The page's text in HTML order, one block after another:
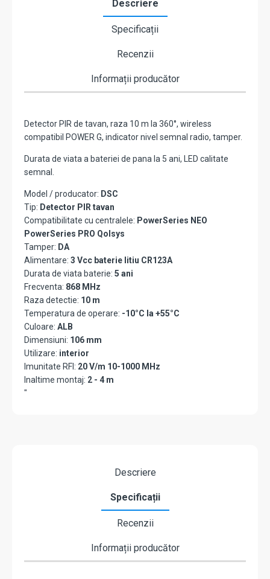
Descriere
Specificații
Recenzii
Informații producător
Detector PIR de tavan, raza 10 m la 360°, wireless
compatibil POWER G, indicator nivel semnal radio, tamper.
Durata de viata a bateriei de pana la 5 ani, LED calitate
semnal.
Model / producator: DSC
Tip: Detector PIR tavan
Compatibilitate cu centralele: PowerSeries NEO
PowerSeries PRO Qolsys
Tamper: DA
Alimentare: 3 Vcc baterie litiu CR123A
Durata de viata baterie: 5 ani
Frecventa: 868 MHz
Raza detectie: 10 m
Temperatura de operare: -10°C la +55°C
Culoare: ALB
Dimensiuni: 106 mm
Utilizare: interior
Imunitate RFI: 20 V/m 10-1000 MHz
Inaltime montaj: 2 - 4 m
"
Descriere
Specificații
Recenzii
Informații producător